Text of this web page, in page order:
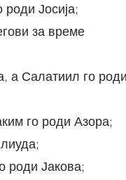
Јосија;
го роди Азора;
роди Јакова;